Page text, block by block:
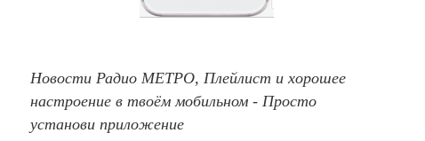
Новости Радио МЕТРО, Плейлист и хорошее
настроение в твоём мобильном - Просто
установи приложение